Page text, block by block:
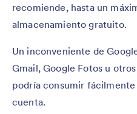
recomiende, hasta un
almacenamiento gratuito.
Un inconveniente de
Gmail, Google Fotos u
podría consumir fácilmente
cuenta.